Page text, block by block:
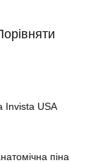
Invista USA
піна